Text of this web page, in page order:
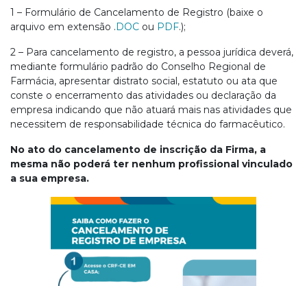
1 – Formulário de Cancelamento de Registro (baixe o
arquivo em extensão .DOC ou PDF.);
2 – Para cancelamento de registro, a pessoa jurídica deverá,
mediante formulário padrão do Conselho Regional de
Farmácia, apresentar distrato social, estatuto ou ata que
conste o encerramento das atividades ou declaração da
empresa indicando que não atuará mais nas atividades que
necessitem de responsabilidade técnica do farmacêutico.
No ato do cancelamento de inscrição da Firma, a
mesma não poderá ter nenhum profissional vinculado
a sua empresa.